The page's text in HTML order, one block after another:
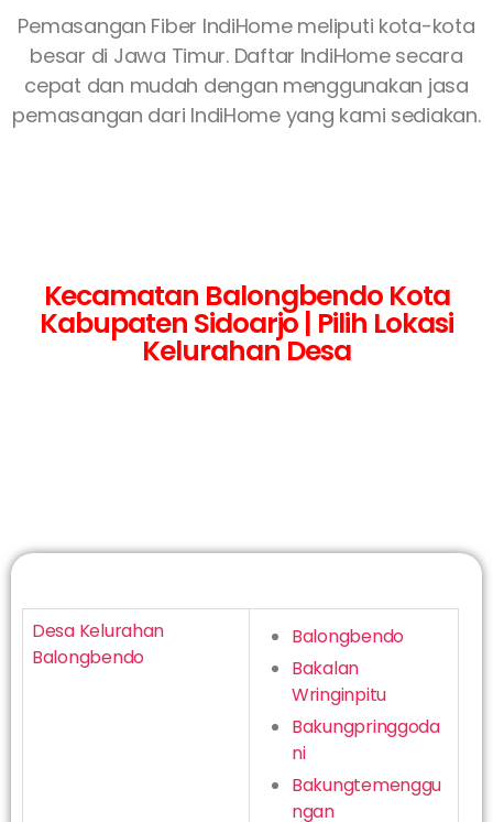
Pemasangan Fiber IndiHome meliputi kota-kota
besar di Jawa Timur. Daftar IndiHome secara
cepat dan mudah dengan menggunakan jasa
pemasangan dari IndiHome yang kami sediakan.
Kecamatan Balongbendo Kota
Kabupaten Sidoarjo | Pilih Lokasi
Kelurahan Desa
Desa Kelurahan
Balongbendo
Balongbendo
Bakalan
Wringinpitu
Bakungpringgoda
ni
Bakungtemenggu
ngan